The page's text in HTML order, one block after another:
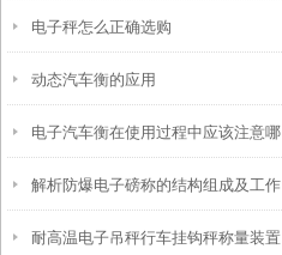
境
电子秤怎么正确选购
动态汽车衡的应用
电子汽车衡在使用过程中应该注意哪
些细节？
解析防爆电子磅称的结构组成及工作
原理
耐高温电子吊秤行车挂钩秤称量装置